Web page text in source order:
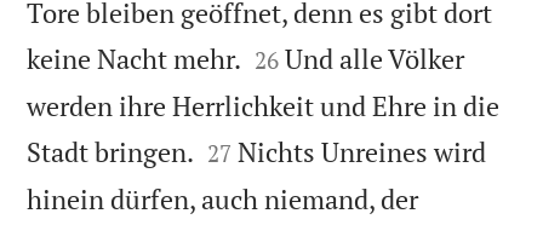
Tore bleiben geöffnet, denn es gibt dort
keine Nacht mehr. 

26 Und alle Völker
werden ihre Herrlichkeit und Ehre in die
Stadt bringen. 

27 Nichts Unreines wird
hinein dürfen, auch niemand, der